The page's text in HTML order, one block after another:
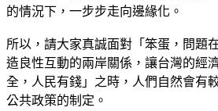
的情況下，一步步走向邊緣化。
所以，請大家真誠面對「笨蛋，問題
造良性互動的兩岸關係，讓台灣的經
全，人民有錢」之時，人們自然會有
公共政策的制定。